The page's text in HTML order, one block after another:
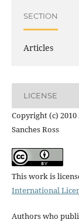
SECTION
Articles
LICENSE
Copyright (c)
Sanches Ross
This work is
International
Authors who